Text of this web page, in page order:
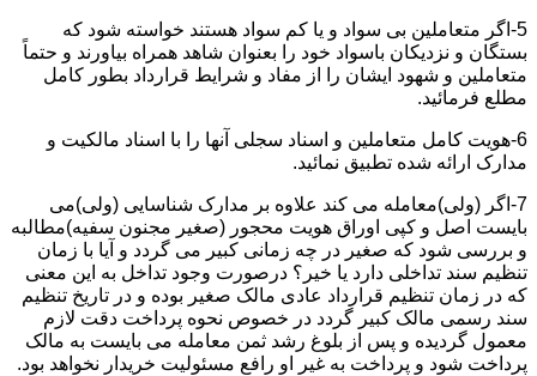
5-اگر متعاملین بی سواد و یا کم سواد هستند خواسته شود که
بستگان و نزدیکان باسواد خود را بعنوان شاهد همراه بیاورند و حتماً
متعاملین و شهود ایشان را از مفاد و شرایط قرارداد بطور کامل
مطلع فرمائید.
6-هویت کامل متعاملین و اسناد سجلی آنها را با اسناد مالکیت و
مدارک ارائه شده تطبیق نمائید.
7-اگر (ولی)معامله می کند علاوه بر مدارک شناسایی (ولی)می
بایست اصل و کپی اوراق هویت محجور (صغیر مجنون سفیه)مطالبه
و بررسی شود که صغیر در چه زمانی کبیر می گردد و آیا با زمان
تنظیم سند تداخلی دارد یا خیر؟ درصورت وجود تداخل به این معنی
که در زمان تنظیم قرارداد عادی مالک صغیر بوده و در تاریخ تنظیم
سند رسمی مالک کبیر گردد در خصوص نحوه پرداخت دقت لازم
معمول گردیده و پس از بلوغ رشد ثمن معامله می بایست به مالک
پرداخت شود و پرداخت به غیر او رافع مسئولیت خریدار نخواهد بود.